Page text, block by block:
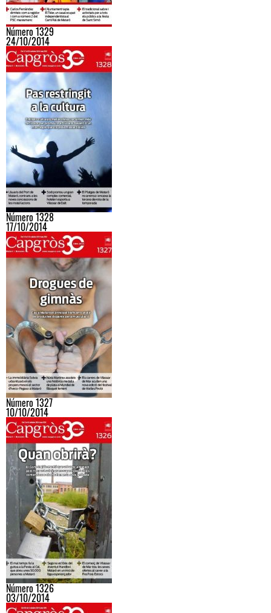
Número 1329
24/10/2014
Número 1328
17/10/2014
Número 1327
10/10/2014
Número 1326
03/10/2014